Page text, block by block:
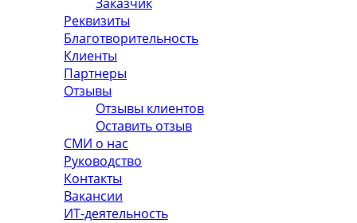
Реквизиты
Благотворительность
Клиенты
Партнеры
Отзывы
Отзывы клиентов
Оставить отзыв
СМИ о нас
Руководство
Контакты
Вакансии
ИТ-деятельность